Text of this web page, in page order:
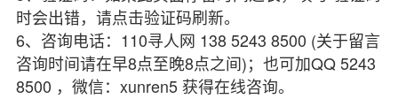
时会出错，请点击验证码刷新。
6、咨询电话：110寻人网 138 5243 8500 (关于留言
咨询时间请在早8点至晚8点之间)；也可加QQ 5243
8500 ，微信：xunren5 获得在线咨询。